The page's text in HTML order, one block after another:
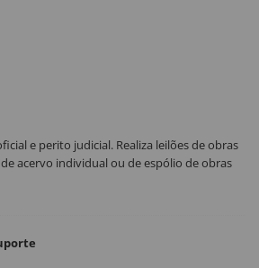
e perito judicial. Realiza leilões de obras
acervo individual ou de espólio de obras